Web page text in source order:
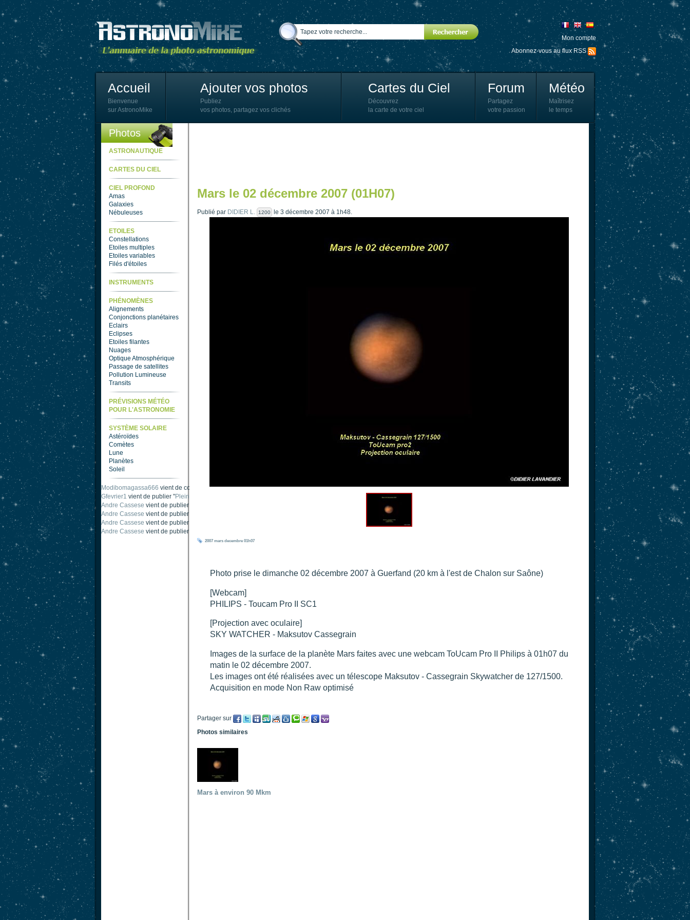
Mon compte
Abonnez-vous au flux RSS
Accueil
Bienvenue
sur AstronoMike
Ajouter vos photos
Publiez
vos photos, partagez vos clichés
Cartes du Ciel
Découvrez
la carte de votre ciel
Forum
Partagez
votre passion
Météo
Maîtrisez
le temps
Photos
ASTRONAUTIQUE
CARTES DU CIEL
CIEL PROFOND
Amas
Galaxies
Nébuleuses
ETOILES
Constellations
Etoiles multiples
Etoiles variables
Filés d'étoiles
INSTRUMENTS
PHÉNOMÈNES
Alignements
Conjonctions planétaires
Eclairs
Eclipses
Etoiles filantes
Nuages
Optique Atmosphérique
Passage de satellites
Pollution Lumineuse
Transits
PRÉVISIONS MÉTÉO
POUR L'ASTRONOMIE
SYSTÈME SOLAIRE
Astéroïdes
Comètes
Lune
Planètes
Soleil
Modibomagassa666 vient de commenter "Ombre portée d'une traînée d'avion".
Gfevrier1 vient de publier "Pleine Lune - 9 Aout 205
Andre Cassese vient de publier "
Andre Cassese vient de publier "
Andre Cassese vient de publier "
Andre Cassese vient de publier "
Mars le 02 décembre 2007 (01H07)
Publié par DIDIER L. 1200 le 3 décembre 2007 à 1h48.
2007 mars decembre 01h07
Photo prise le dimanche 02 décembre 2007 à Guerfand (20 km à l'est de Chalon sur Saône)
[Webcam]
PHILIPS - Toucam Pro II SC1
[Projection avec oculaire]
SKY WATCHER - Maksutov Cassegrain
Images de la surface de la planète Mars faites avec une webcam ToUcam Pro II Philips à 01h07 du
matin le 02 décembre 2007.
Les images ont été réalisées avec un télescope Maksutov - Cassegrain Skywatcher de 127/1500.
Acquisition en mode Non Raw optimisé
Partager sur
Photos similaires
Mars à environ 90 Mkm